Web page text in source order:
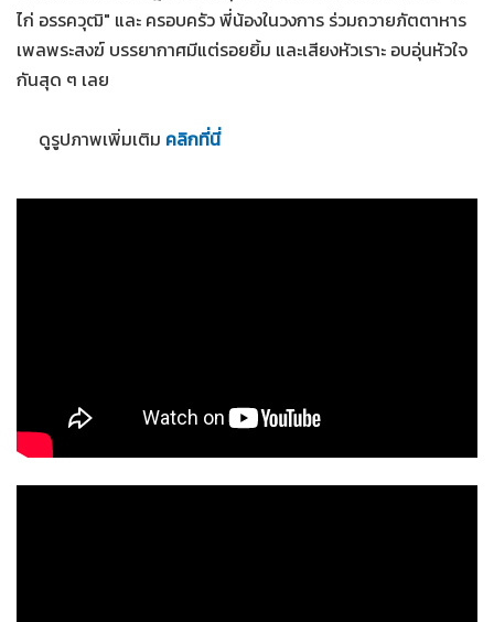
ไก่ อรรควุฒิ" และ ครอบครัว พี่น้องในวงการ ร่วมถวายภัตตาหาร
เพลพระสงฆ์ บรรยากาศมีแต่รอยยิ้ม และเสียงหัวเราะ อบอุ่นหัวใจ
กันสุด ๆ เลย
ดูรูปภาพเพิ่มเติม คลิกที่นี่